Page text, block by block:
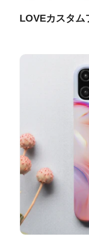
LOVEカスタム